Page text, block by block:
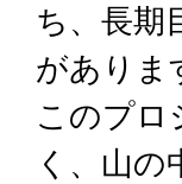
ち、長期
がありま
このプロ
く、山